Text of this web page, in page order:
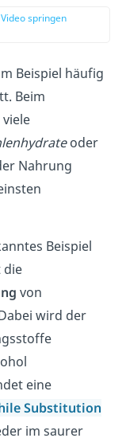
Video springen
Beispiel häufig
Beim
viele
oder
Nahrung
Beispiel
die
von
wird der
eine
Substitution
im saurer